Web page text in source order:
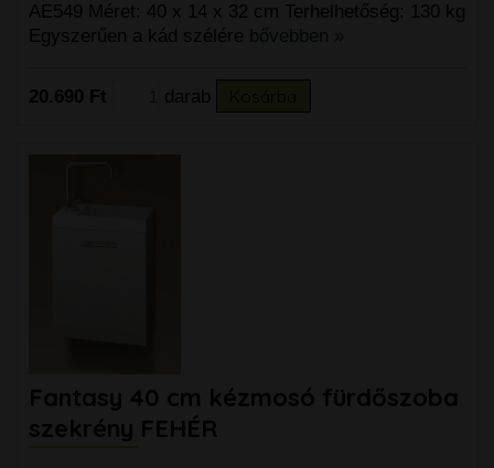
AE549 Méret: 40 x 14 x 32 cm Terhelhetőség: 130 kg
Egyszerűen a kád szélére bővebben »
20.690 Ft darab
Fantasy 40 cm kézmosó fürdőszoba
szekrény FEHÉR